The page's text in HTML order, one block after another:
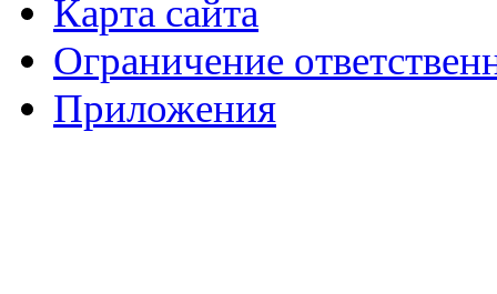
Карта сайта
Ограничение
Приложения